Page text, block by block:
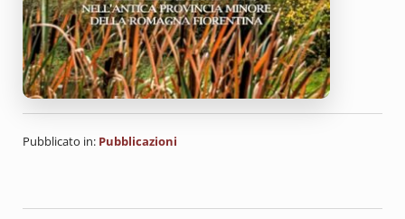
Pubblicato in: Pubblicazioni